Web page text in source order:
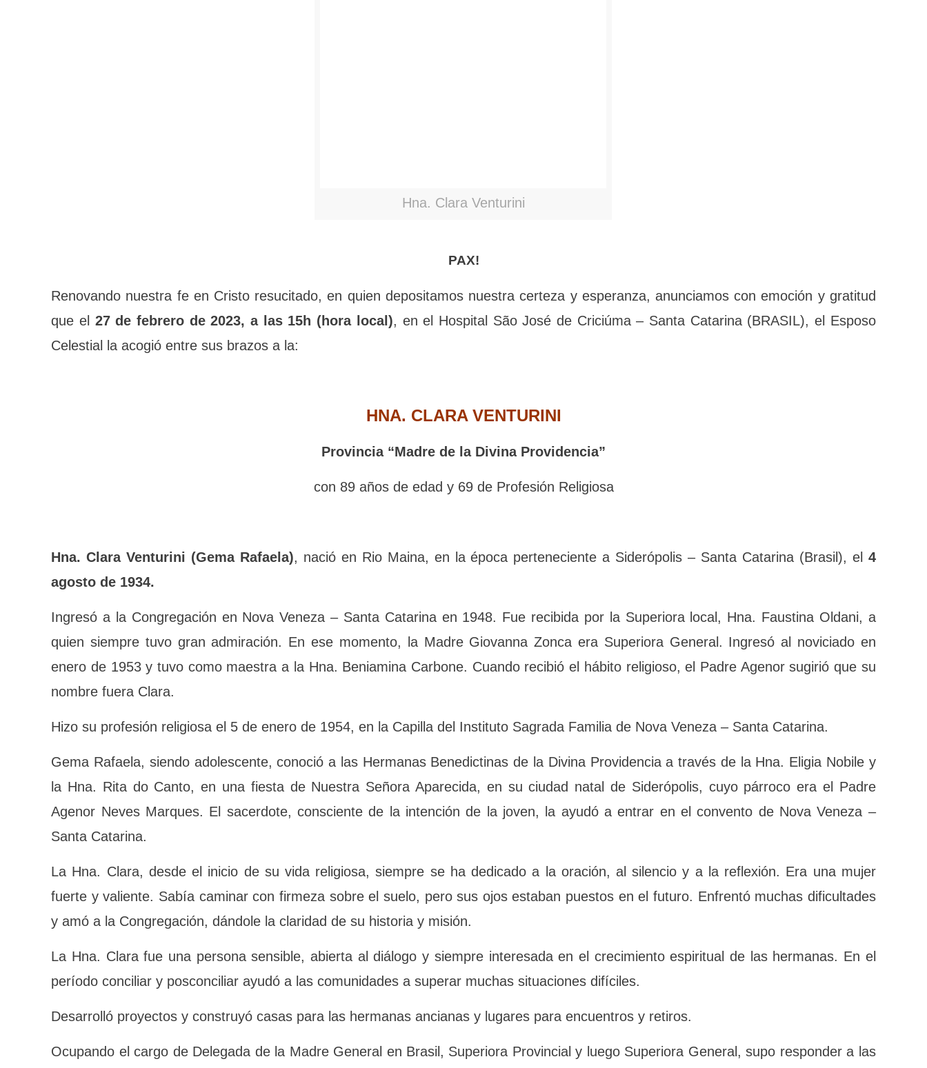
Hna. Clara Venturini
PAX!
Renovando nuestra fe en Cristo resucitado, en quien depositamos nuestra certeza y esperanza, anunciamos con emoción y
gratitud que el27 de febrero de 2023, a las 15h (hora local), en el Hospital São José de Criciúma – Santa Catarina (BRASIL), el
Esposo Celestial la acogió entre sus brazos a la:
HNA. CLARA VENTURINI
Provincia “Madre de la Divina Providencia”
con 89 años de edad y 69 de Profesión Religiosa
Hna. Clara Venturini (Gema Rafaela), nació en Rio Maina, en la época perteneciente a Siderópolis – Santa Catarina (Brasil), el 4
agosto de 1934.
Ingresó a la Congregación en Nova Veneza – Santa Catarina en 1948. Fue recibida por la Superiora local, Hna. Faustina Oldani,
a quien siempre tuvo gran admiración. En ese momento, la Madre Giovanna Zonca era Superiora General. Ingresó al noviciado
en enero de 1953 y tuvo como maestra a la Hna. Beniamina Carbone. Cuando recibió el hábito religioso, el Padre Agenor
sugirió que su nombre fuera Clara.
Hizo su profesión religiosa el 5 de enero de 1954, en la Capilla del Instituto Sagrada Familia de Nova Veneza – Santa Catarina.
Gema Rafaela, siendo adolescente, conoció a las Hermanas Benedictinas de la Divina Providencia a través de la Hna. Eligia
Nobile y la Hna. Rita do Canto, en una fiesta de Nuestra Señora Aparecida, en su ciudad natal de Siderópolis, cuyo párroco era
el Padre Agenor Neves Marques. El sacerdote, consciente de la intención de la joven, la ayudó a entrar en el convento de Nova
Veneza – Santa Catarina.
La Hna. Clara, desde el inicio de su vida religiosa, siempre se ha dedicado a la oración, al silencio y a la reflexión. Era una mujer
fuerte y valiente. Sabía caminar con firmeza sobre el suelo, pero sus ojos estaban puestos en el futuro. Enfrentó muchas
dificultades y amó a la Congregación, dándole la claridad de su historia y misión.
La Hna. Clara fue una persona sensible, abierta al diálogo y siempre interesada en el crecimiento espiritual de las hermanas. En
el período conciliar y posconciliar ayudó a las comunidades a superar muchas situaciones difíciles.
Desarrolló proyectos y construyó casas para las hermanas ancianas y lugares para encuentros y retiros.
Ocupando el cargo de Delegada de la Madre General en Brasil, Superiora Provincial y luego Superiora General, supo responder